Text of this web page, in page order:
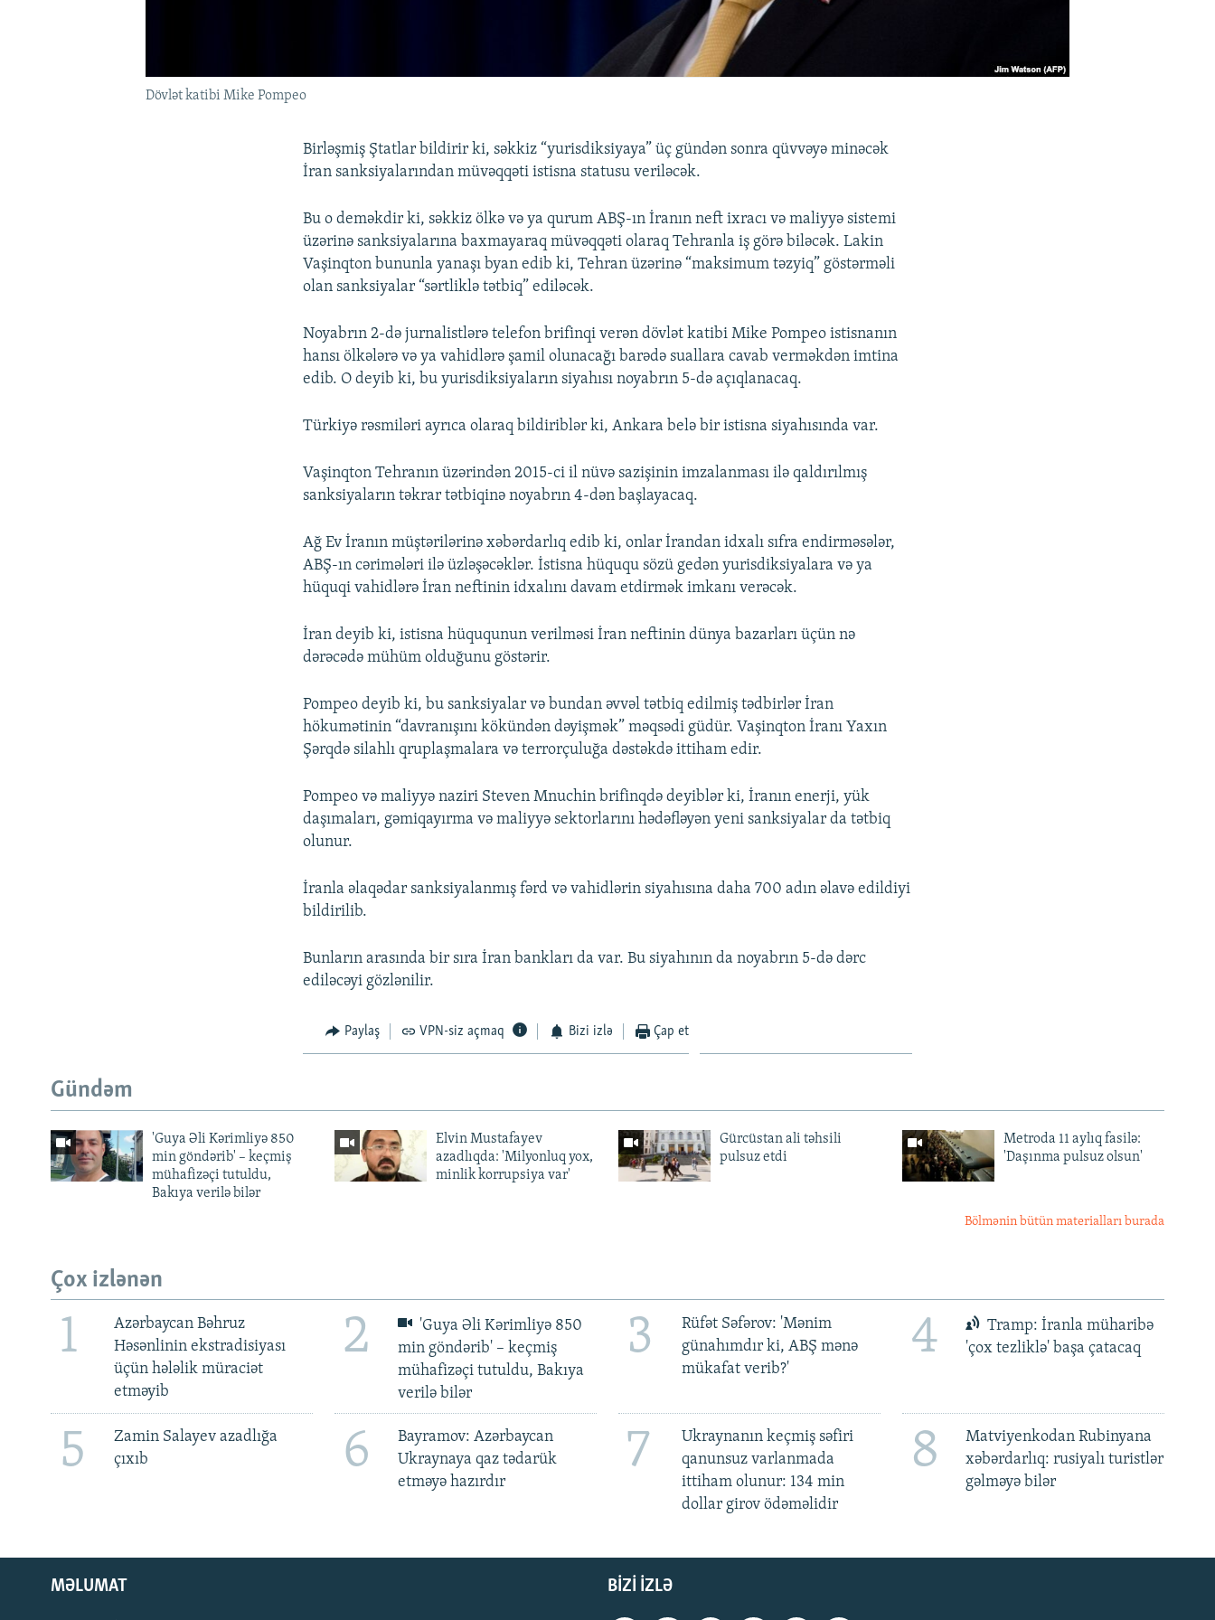
Dövlət katibi Mike Pompeo
Birləşmiş Ştatlar bildirir ki, səkkiz “yurisdiksiyaya” üç gündən sonra qüvvəyə minəcək
İran sanksiyalarından müvəqqəti istisna statusu veriləcək.
Bu o deməkdir ki, səkkiz ölkə və ya qurum ABŞ-ın İranın neft ixracı və maliyyə sistemi
üzərinə sanksiyalarına baxmayaraq müvəqqəti olaraq Tehranla iş görə biləcək. Lakin
Vaşinqton bununla yanaşı byan edib ki, Tehran üzərinə “maksimum təzyiq” göstərməli
olan sanksiyalar “sərtliklə tətbiq” ediləcək.
Noyabrın 2-də jurnalistlərə telefon brifinqi verən dövlət katibi Mike Pompeo istisnanın
hansı ölkələrə və ya vahidlərə şamil olunacağı barədə suallara cavab verməkdən imtina
edib. O deyib ki, bu yurisdiksiyaların siyahısı noyabrın 5-də açıqlanacaq.
Türkiyə rəsmiləri ayrıca olaraq bildiriblər ki, Ankara belə bir istisna siyahısında var.
Vaşinqton Tehranın üzərindən 2015-ci il nüvə sazişinin imzalanması ilə qaldırılmış
sanksiyaların təkrar tətbiqinə noyabrın 4-dən başlayacaq.
Ağ Ev İranın müştərilərinə xəbərdarlıq edib ki, onlar İrandan idxalı sıfra endirməsələr,
ABŞ-ın cərimələri ilə üzləşəcəklər. İstisna hüququ sözü gedən yurisdiksiyalara və ya
hüquqi vahidlərə İran neftinin idxalını davam etdirmək imkanı verəcək.
İran deyib ki, istisna hüququnun verilməsi İran neftinin dünya bazarları üçün nə
dərəcədə mühüm olduğunu göstərir.
Pompeo deyib ki, bu sanksiyalar və bundan əvvəl tətbiq edilmiş tədbirlər İran
hökumətinin “davranışını kökündən dəyişmək” məqsədi güdür. Vaşinqton İranı Yaxın
Şərqdə silahlı qruplaşmalara və terrorçuluğa dəstəkdə ittiham edir.
Pompeo və maliyyə naziri Steven Mnuchin brifinqdə deyiblər ki, İranın enerji, yük
daşımaları, gəmiqayırma və maliyyə sektorlarını hədəfləyən yeni sanksiyalar da tətbiq
olunur.
İranla əlaqədar sanksiyalanmış fərd və vahidlərin siyahısına daha 700 adın əlavə edildiyi
bildirilib.
Bunların arasında bir sıra İran bankları da var. Bu siyahının da noyabrın 5-də dərc
ediləcəyi gözlənilir.
Paylaş VPN-siz açmaq Bizi izlə Çap et
Gündəm
'Guya Əli Kərimliyə 850
min göndərib' – keçmiş
mühafizəçi tutuldu,
Bakıya verilə bilər
Elvin Mustafayev
azadlıqda: 'Milyonluq yox,
minlik korrupsiya var'
Gürcüstan ali təhsili
pulsuz etdi
Metroda 11 aylıq fasilə:
'Daşınma pulsuz olsun'
Bölmənin bütün materialları burada
Çox izlənən
1
Azərbaycan Bəhruz
Həsənlinin ekstradisiyası
üçün hələlik müraciət
etməyib
2
'Guya Əli Kərimliyə 850
min göndərib' – keçmiş
mühafizəçi tutuldu, Bakıya
verilə bilər
3
Rüfət Səfərov: 'Mənim
günahımdır ki, ABŞ mənə
mükafat verib?'
4
Tramp: İranla müharibə
'çox tezliklə' başa çatacaq
5
Zamin Salayev azadlığa
çıxıb
6
Bayramov: Azərbaycan
Ukraynaya qaz tədarük
etməyə hazırdır
7
Ukraynanın keçmiş səfiri
qanunsuz varlanmada
ittiham olunur: 134 min
dollar girov ödəməlidir
8
Matviyenkodan Rubinyana
xəbərdarlıq: rusiyalı turistlər
gəlməyə bilər
BIZI IZLƏ
MƏLUMAT